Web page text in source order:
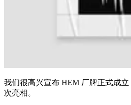
我们很高兴宣布 HEM 厂牌正式成
次亮相。